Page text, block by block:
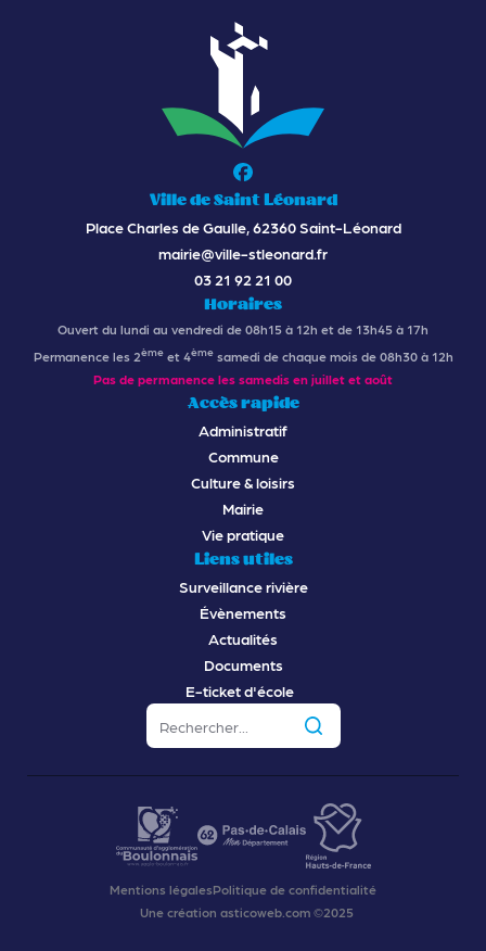
Ville de Saint Léonard
Place Charles de Gaulle, 62360 Saint-Léonard
mairie@ville-stleonard.fr
03 21 92 21 00
Horaires
Ouvert du lundi au vendredi de 08h15 à 12h et de 13h45 à 17h
Permanence les 2èmeet 4èmesamedi de chaque mois de 08h30 à 12h
Pas de permanence les samedis en juillet et août
Accès rapide
Administratif
Commune
Culture & loisirs
Mairie
Vie pratique
Liens utiles
Surveillance rivière
Évènements
Actualités
Documents
E-ticket d'école
Mentions légalesPolitique de confidentialité
Une création asticoweb.com ©2025